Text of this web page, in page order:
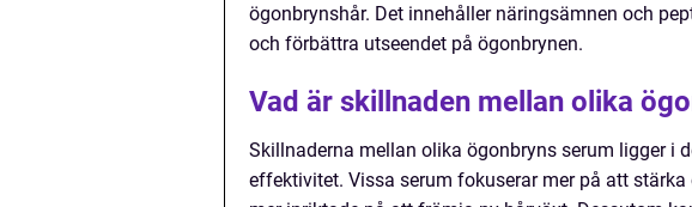
ögonbrynshår. Det innehåller näringsämnen och
och förbättra utseendet på ögonbrynen.
Vad är skillnaden mellan olika
Skillnaderna mellan olika ögonbryns serum ligger i
effektivitet. Vissa serum fokuserar mer på att